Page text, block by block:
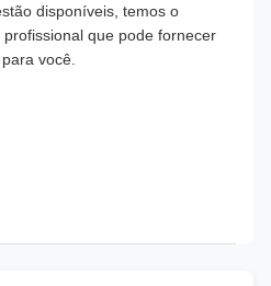
disponíveis, temos o
que pode fornecer
você.